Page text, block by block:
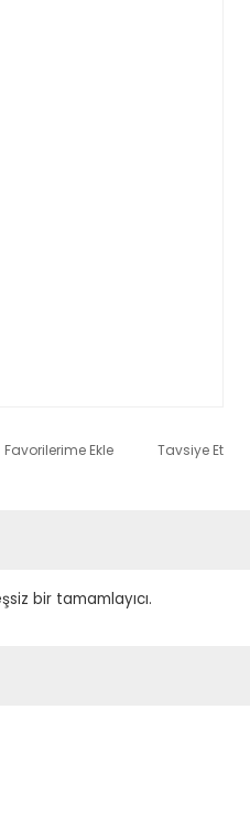
Tavsiye Et
bir tamamlayıcı.